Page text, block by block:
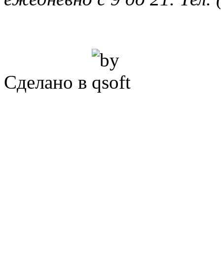
Сделано в